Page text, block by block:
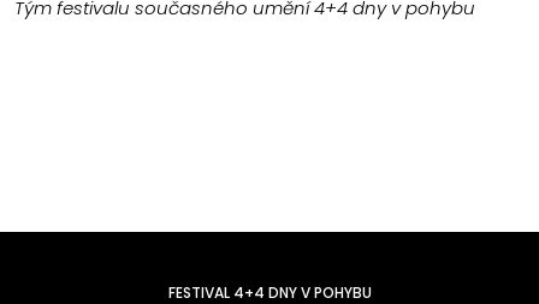
Tým festivalu současného umění 4+4 dny v pohybu
FESTIVAL 4+4 DNY V POHYBU